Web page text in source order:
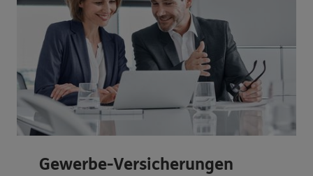
Gewerbe-Versicherungen